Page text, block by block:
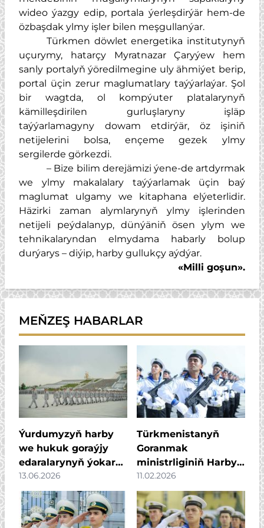
wideo ýazgy edip, portala ýerleşdirýär hem-de
özbaşdak ylmy işler bilen meşgullanýar.
Türkmen döwlet energetika institutynyň
uçurymy, hatarçy Myratnazar Çaryýew hem
sanly portalyň ýöredilmegine uly ähmiýet berip,
portal üçin zerur maglumatlary taýýarlaýar. Şol
bir wagtda, ol kompýuter platalarynyň
kämilleşdirilen gurluşlaryny işläp
taýýarlamagyny dowam etdirýär, öz işiniň
netijelerini bolsa, ençeme gezek ylmy
sergilerde görkezdi.
– Bize bilim derejämizi ýene-de artdyrmak
we ylmy makalalary taýýarlamak üçin baý
maglumat ulgamy we kitaphana elýeterlidir.
Häzirki zaman alymlarynyň ylmy işlerinden
netijeli peýdalanyp, dünýäniň ösen ylym we
tehnikalaryndan elmydama habarly bolup
durýarys – diýip, harby gullukçy aýdýar.
«Milli goşun».
MEŇZEŞ HABARLAR
Ýurdumyzyň harby
we hukuk goraýjy
edaralarynyň ýokary
harby okuw
mekdepleriniň
gutardyş dabarasy
geçirildi
13.06.2026
Türkmenistanyň
Goranmak
ministrliginiň Harby-
deňiz institutynyň
ýokary hünär
bilimine okuwa
çagyrýarys!
11.02.2026